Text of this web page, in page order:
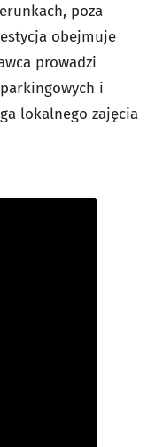
poza
obejmuje
prowadzi
i
lokalnego zajęcia